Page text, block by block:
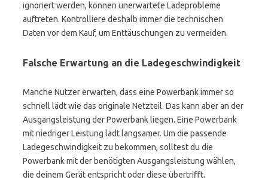
ignoriert werden, können unerwartete Ladeprobleme
auftreten. Kontrolliere deshalb immer die technischen
Daten vor dem Kauf, um Enttäuschungen zu vermeiden.
Falsche Erwartung an die Ladegeschwindigkeit
Manche Nutzer erwarten, dass eine Powerbank immer so
schnell lädt wie das originale Netzteil. Das kann aber an der
Ausgangsleistung der Powerbank liegen. Eine Powerbank
mit niedriger Leistung lädt langsamer. Um die passende
Ladegeschwindigkeit zu bekommen, solltest du die
Powerbank mit der benötigten Ausgangsleistung wählen,
die deinem Gerät entspricht oder diese übertrifft.